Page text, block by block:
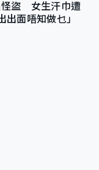
怪盜 女生汗巾遭
面唔知做乜」